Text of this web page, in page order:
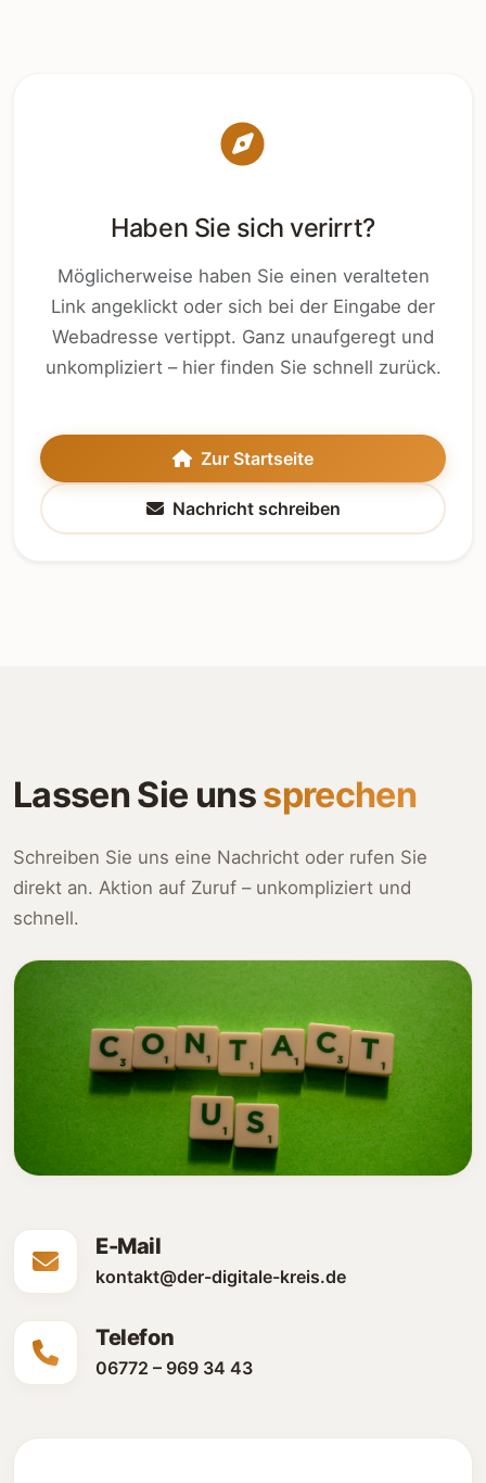
Haben Sie sich verirrt?
Möglicherweise haben Sie einen veralteten
Link angeklickt oder sich bei der Eingabe der
Webadresse vertippt. Ganz unaufgeregt und
unkompliziert – hier finden Sie schnell zurück.
Zur Startseite
Nachricht schreiben
Lassen Sie unssprechen
Schreiben Sie uns eine Nachricht oder rufen Sie
direkt an. Aktion auf Zuruf – unkompliziert und
schnell.
E-Mail
kontakt@der-digitale-kreis.de
Telefon
06772 – 969 34 43